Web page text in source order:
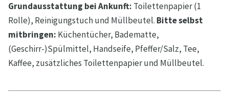
Grundausstattung bei Ankunft: Toilettenpapier (1
Rolle), Reinigungstuch und Müllbeutel. Bitte selbst
mitbringen: Küchentücher, Badematte,
(Geschirr-)Spülmittel, Handseife, Pfeffer/Salz, Tee,
Kaffee, zusätzliches Toilettenpapier und Müllbeutel.